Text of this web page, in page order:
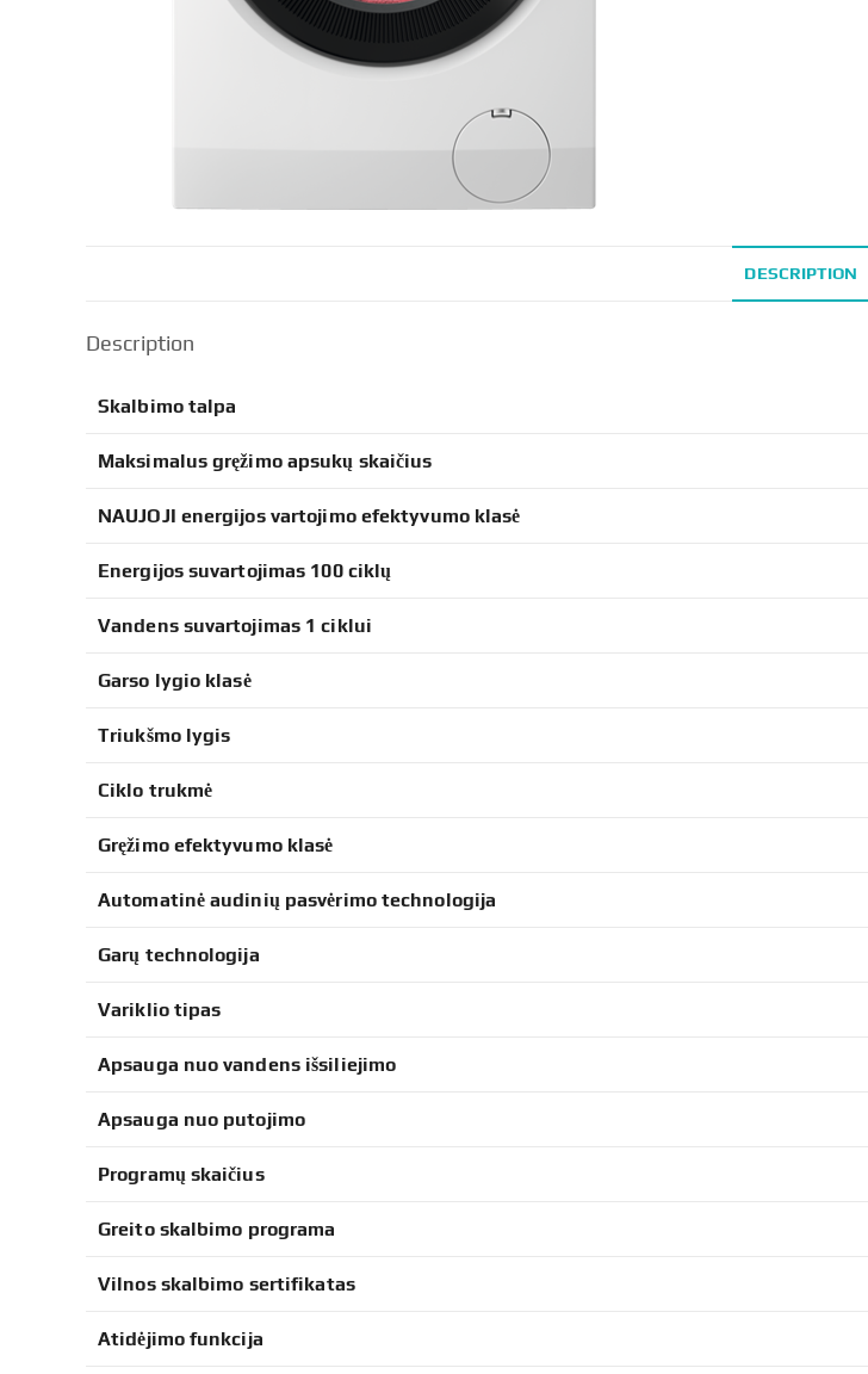
DESCRIPTION
Description
Skalbimo talpa
Maksimalus gręžimo apsukų skaičius
NAUJOJI energijos vartojimo efektyvumo klasė
Energijos suvartojimas 100 ciklų
Vandens suvartojimas 1 ciklui
Garso lygio klasė
Triukšmo lygis
Ciklo trukmė
Gręžimo efektyvumo klasė
Automatinė audinių pasvėrimo technologija
Garų technologija
Variklio tipas
Apsauga nuo vandens išsiliejimo
Apsauga nuo putojimo
Programų skaičius
Greito skalbimo programa
Vilnos skalbimo sertifikatas
Atidėjimo funkcija